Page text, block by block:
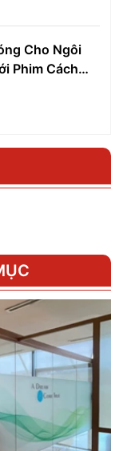
Cho Ngôi
Phim Cách